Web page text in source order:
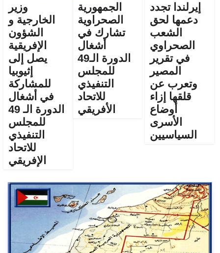
إيرلندا تجدد
دعمها لحق
الشعب
الصحراوي
في تقرير
المصير
وتعرب عن
قلقها إزاء
أوضاع
الأسرى
السياسيين
الجمهورية
الصحراوية
تشارك في
أشغال
الدورة الـ49
للمجلس
التنفيذي
للاتحاد
الأفريقي
وزير
الخارجية و
الشؤون
الإفريقية
يصل إلى
إثيوبيا
للمشاركة
في أشغال
الدورة الـ 49
للمجلس
التنفيذي
للاتحاد
الإفريقي